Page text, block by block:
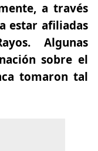
a través
estar afiliadas
Algunas
sobre el
tomaron tal